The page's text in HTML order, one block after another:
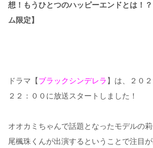
想！もうひとつのハッピーエンドとは！
ム限定】
ドラマ【ブラックシンデレラ 】は、２０
２２：００に放送スタートしました！
オオカミちゃんで話題となったモデルの
尾楓珠くんが出演するということで注目